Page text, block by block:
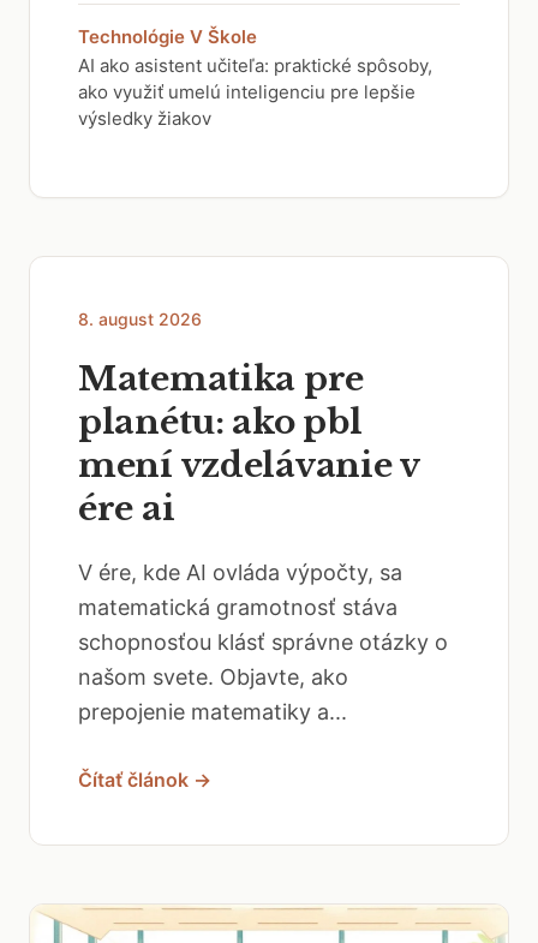
Technológie V Škole
AI ako asistent učiteľa: praktické spôsoby,
ako využiť umelú inteligenciu pre lepšie
výsledky žiakov
8. august 2026
Matematika pre
planétu: ako pbl
mení vzdelávanie v
ére ai
V ére, kde AI ovláda výpočty, sa
matematická gramotnosť stáva
schopnosťou klásť správne otázky o
našom svete. Objavte, ako
prepojenie matematiky a...
Čítať článok →